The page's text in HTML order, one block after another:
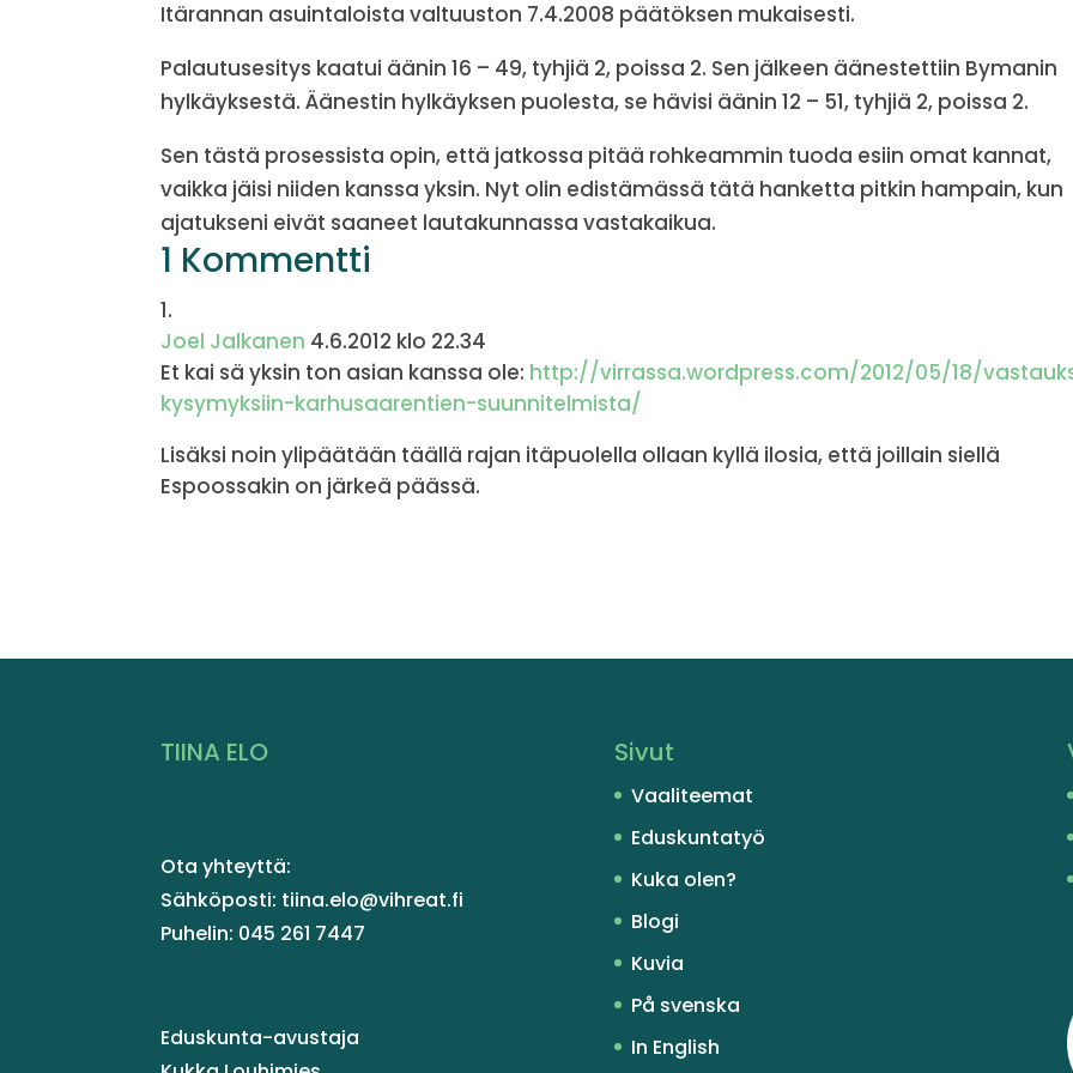
Itärannan asuintaloista valtuuston 7.4.2008 päätöksen mukaisesti.
Palautusesitys kaatui äänin 16 – 49, tyhjiä 2, poissa 2. Sen jälkeen äänestettiin Bymanin
hylkäyksestä. Äänestin hylkäyksen puolesta, se hävisi äänin 12 – 51, tyhjiä 2, poissa 2.
Sen tästä prosessista opin, että jatkossa pitää rohkeammin tuoda esiin omat kannat,
vaikka jäisi niiden kanssa yksin. Nyt olin edistämässä tätä hanketta pitkin hampain, kun
ajatukseni eivät saaneet lautakunnassa vastakaikua.
1 Kommentti
Joel Jalkanen 4.6.2012 klo 22.34
Et kai sä yksin ton asian kanssa ole: http://virrassa.wordpress.com/2012/05/18/
kysymyksiin-karhusaarentien-suunnitelmista/
Lisäksi noin ylipäätään täällä rajan itäpuolella ollaan kyllä ilosia, että joillain siellä
Espoossakin on järkeä päässä.
TIINA ELO
Ota yhteyttä:
Sähköposti: tiina.elo@vihreat.fi
Puhelin: 045 261 7447
Eduskunta-avustaja
Sivut
Vaaliteemat
Eduskuntatyö
Kuka olen?
Blogi
Kuvia
På svenska
In English